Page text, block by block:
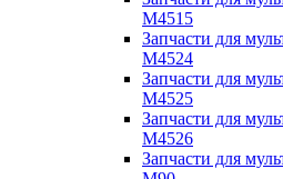
M4515
Запчасти для
M4524
Запчасти для
M4525
Запчасти для
M4526
Запчасти для